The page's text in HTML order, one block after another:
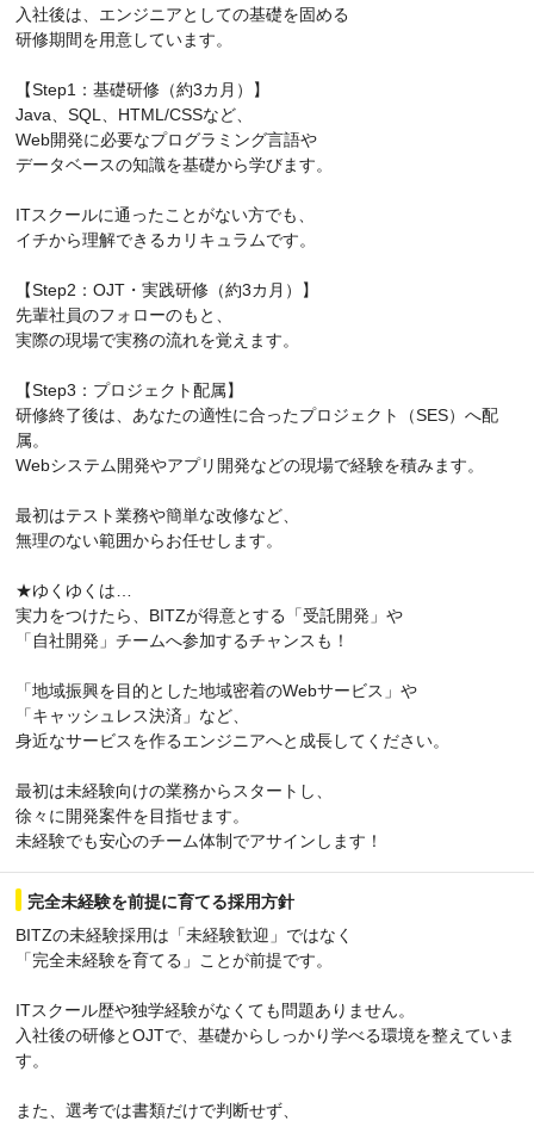
入社後は、エンジニアとしての基礎を固める
研修期間を用意しています。
【Step1：基礎研修（約3カ月）】
Java、SQL、HTML/CSSなど、
Web開発に必要なプログラミング言語や
データベースの知識を基礎から学びます。
ITスクールに通ったことがない方でも、
イチから理解できるカリキュラムです。
【Step2：OJT・実践研修（約3カ月）】
先輩社員のフォローのもと、
実際の現場で実務の流れを覚えます。
【Step3：プロジェクト配属】
研修終了後は、あなたの適性に合ったプロジェクト（SES）へ配
属。
Webシステム開発やアプリ開発などの現場で経験を積みます。
最初はテスト業務や簡単な改修など、
無理のない範囲からお任せします。
★ゆくゆくは…
実力をつけたら、BITZが得意とする「受託開発」や
「自社開発」チームへ参加するチャンスも！
「地域振興を目的とした地域密着のWebサービス」や
「キャッシュレス決済」など、
身近なサービスを作るエンジニアへと成長してください。
最初は未経験向けの業務からスタートし、
徐々に開発案件を目指せます。
未経験でも安心のチーム体制でアサインします！
完全未経験を前提に育てる採用方針
BITZの未経験採用は「未経験歓迎」ではなく
「完全未経験を育てる」ことが前提です。
ITスクール歴や独学経験がなくても問題ありません。
入社後の研修とOJTで、基礎からしっかり学べる環境を整えていま
す。
また、選考では書類だけで判断せず、